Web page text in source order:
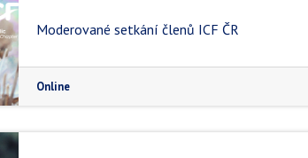
Moderované setkání členů ICF ČR
Online